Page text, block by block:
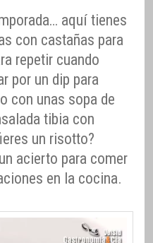
aquí tienes
con castañas para
repetir cuando
por un dip para
con unas sopa de
tibia con
un risotto?
acierto para comer
en la cocina.